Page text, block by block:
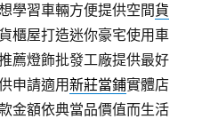
學習車輛方便提供空間貨
櫃屋打造迷你豪宅使用車
薦燈飾批發工廠提供最好
申請適用新莊當鋪實體店
金額依典當品價值而生活